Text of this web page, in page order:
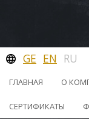
GE EN RU
ГЛАВНАЯ О
СЕРТИФИКАТЫ